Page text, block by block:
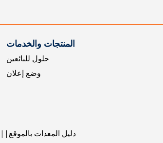
المنتجات والخدمات
حلول للبائعين
وضع إعلان
دليل المعدات بالموقع